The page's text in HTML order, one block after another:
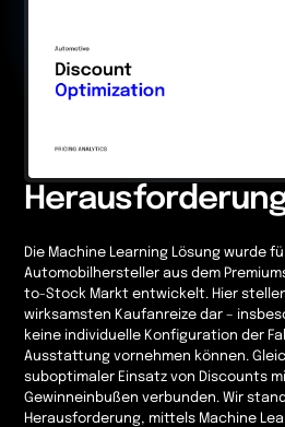
Die Machine Learning Lösung wurde
Automobilhersteller aus dem
to-Stock Markt entwickelt. Hier
wirksamsten Kaufanreize dar –
keine individuelle Konfiguration der
Ausstattung vornehmen können.
suboptimaler Einsatz von Discounts
Gewinneinbußen verbunden. Wir
Herausforderung, mittels Machine